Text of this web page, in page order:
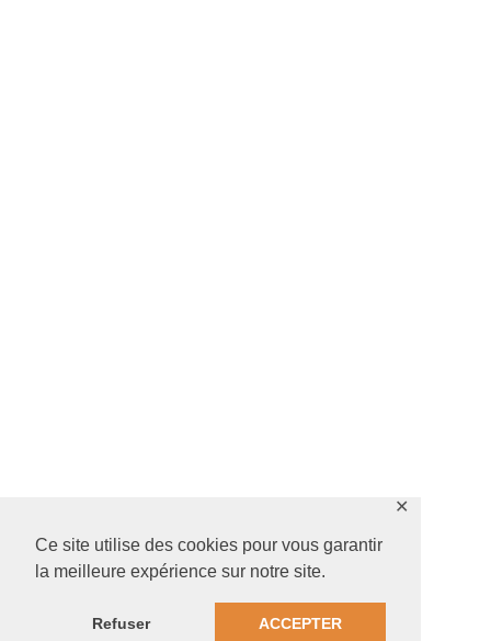
Ce site utilise des cookies pour vous garantir
la meilleure expérience sur notre site.
Refuser ACCEPTER
✕